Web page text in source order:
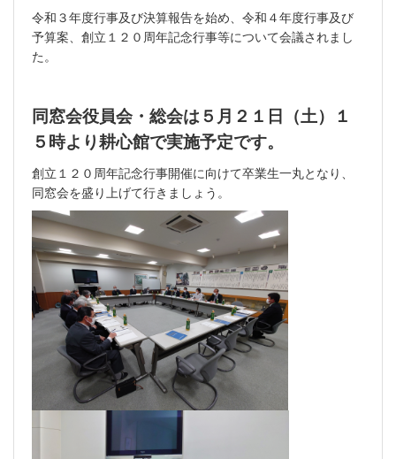
令和３年度行事及び決算報告を始め、令和４年度行事及び
予算案、創立１２０周年記念行事等について会議されまし
た。
同窓会役員会・総会は５月２１日（土）１
５時より耕心館で実施予定です。
創立１２０周年記念行事開催に向けて卒業生一丸となり、
同窓会を盛り上げて行きましょう。